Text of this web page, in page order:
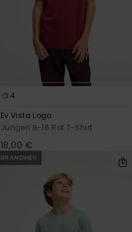
4
Ev Vista Logo
Jungen 8-16 Rot T-Shirt
18,00 €
BRANDNEU